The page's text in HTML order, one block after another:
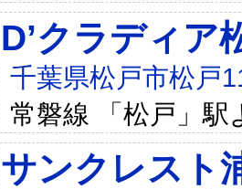
D’クラディア
千葉県松戸市松戸
常磐線 「松戸」駅
サンクレスト